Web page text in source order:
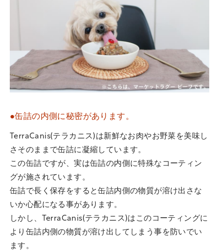
●缶詰の内側に秘密があります。
TerraCanis(テラカニス)は新鮮なお肉やお野菜を美味し
さそのままで缶詰に凝縮しています。
この缶詰ですが、実は缶詰の内側に特殊なコーティン
グが施されています。
缶詰で長く保存をすると缶詰内側の物質が溶け出さな
いか心配になる事があります。
しかし、TerraCanis(テラカニス)はこのコーティングに
より缶詰内側の物質が溶け出してしまう事を防いでい
ます。